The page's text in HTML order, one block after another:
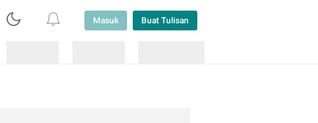
Masuk Buat Tulisan